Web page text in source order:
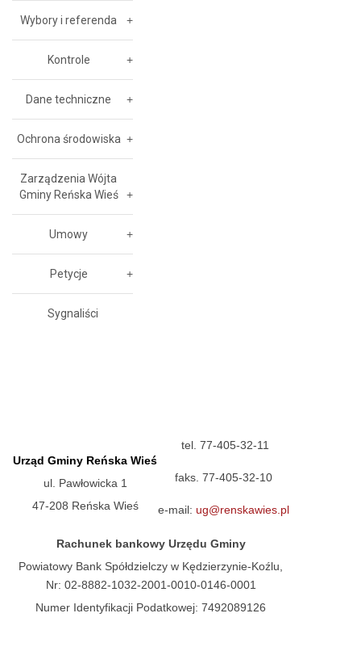
Wybory i referenda
Kontrole
Dane techniczne
Ochrona środowiska
Zarządzenia Wójta
Gminy Reńska Wieś
Umowy
Petycje
Sygnaliści
Urząd Gminy Reńska Wieś
ul. Pawłowicka 1
47-208 Reńska Wieś
tel. 77-405-32-11
faks. 77-405-32-10
e-mail: ug@renskawies.pl
Rachunek bankowy Urzędu Gminy
Powiatowy Bank Spółdzielczy w Kędzierzynie-Koźlu,
Nr: 02-8882-1032-2001-0010-0146-0001
Numer Identyfikacji Podatkowej: 7492089126